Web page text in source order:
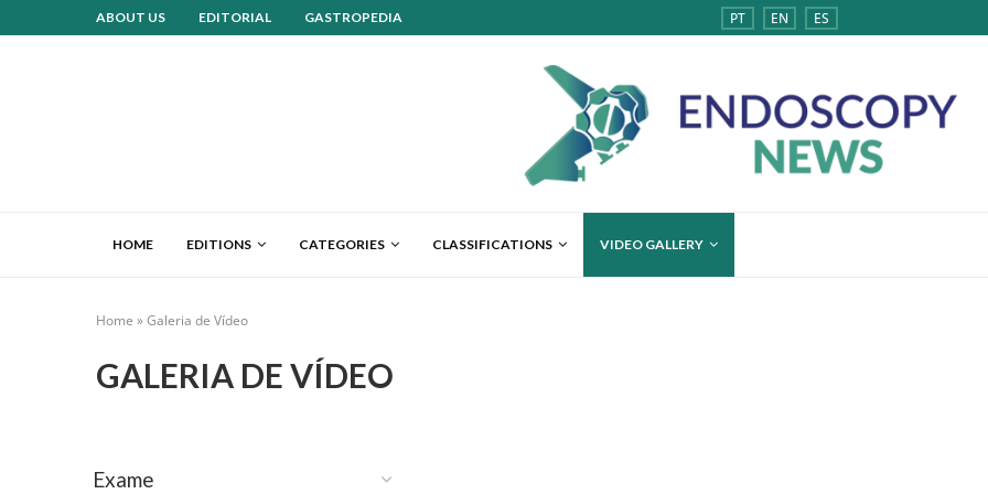
ABOUT US EDITORIAL GASTROPEDIA PT EN ES
HOME EDITIONS CATEGORIES CLASSIFICATIONS VIDEO GALLERY
Home »Galeria de Vídeo
GALERIA DE VÍDEO